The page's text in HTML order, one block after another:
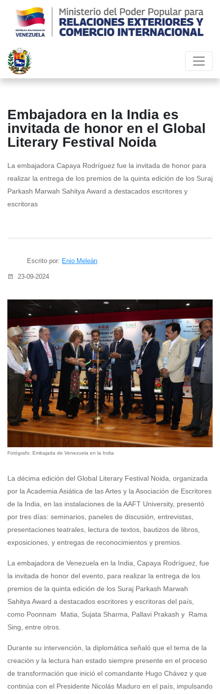
Embajadora en la India es
invitada de honor en el Global
Literary Festival Noida
La embajadora Capaya Rodríguez fue la invitada de honor para
realizar la entrega de los premios de la quinta edición de los Suraj
Parkash Marwah Sahitya Award a destacados escritores y
escritoras
Escrito por: Enio Meleán
23-09-2024
Fotógrafo: Embajada de Venezuela en la India
La décima edición del Global Literary Festival Noida, organizada
por la Academia Asiática de las Artes y la Asociación de Escritores
de la India, en las instalaciones de la AAFT University, presentó
por tres días: seminarios, paneles de discusión, entrevistas,
presentaciones teatrales, lectura de textos, bautizos de libros,
exposiciones, y entregas de reconocimientos y premios.
La embajadora de Venezuela en la India, Capaya Rodríguez, fue
la invitada de honor del evento, para realizar la entrega de los
premios de la quinta edición de los Suraj Parkash Marwah
Sahitya Award a destacados escritores y escritoras del país,
como Poonnam Matia, Sujata Sharma, Pallavi Prakash y Rama
Sing, entre otros.
Durante su intervención, la diplomática señaló que el tema de la
creación y la lectura han estado siempre presente en el proceso
de transformación que inició el comandante Hugo Chávez y que
continúa con el Presidente Nicolás Maduro en el país, impulsando